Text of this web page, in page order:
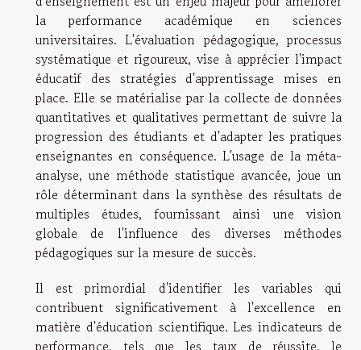
la performance académique en sciences
universitaires. L'évaluation pédagogique, processus
systématique et rigoureux, vise à apprécier l'impact
éducatif des stratégies d'apprentissage mises en
place. Elle se matérialise par la collecte de données
quantitatives et qualitatives permettant de suivre la
progression des étudiants et d'adapter les pratiques
enseignantes en conséquence. L'usage de la méta-
analyse, une méthode statistique avancée, joue un
rôle déterminant dans la synthèse des résultats de
multiples études, fournissant ainsi une vision
globale de l'influence des diverses méthodes
pédagogiques sur la mesure de succès.
Il est primordial d'identifier les variables qui
contribuent significativement à l'excellence en
matière d'éducation scientifique. Les indicateurs de
performance, tels que les taux de réussite, le